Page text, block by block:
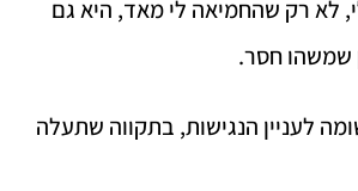
לא רק שהחמיאה לי מאד, היא גם
שמשהו חסר.
לעניין הנגישות, בתקווה שתעלה